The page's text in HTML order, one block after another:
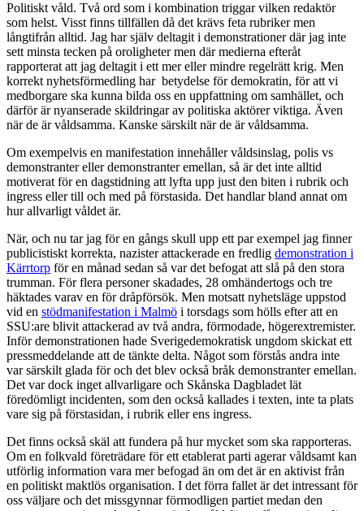
Politiskt våld. Två ord som i kombination triggar vilken redaktör
som helst. Visst finns tillfällen då det krävs feta rubriker men
långtifrån alltid. Jag har själv deltagit i demonstrationer där jag inte
sett minsta tecken på oroligheter men där medierna efteråt
rapporterat att jag deltagit i ett mer eller mindre regelrätt krig. Men
korrekt nyhetsförmedling har betydelse för demokratin, för att vi
medborgare ska kunna bilda oss en uppfattning om samhället, och
därför är nyanserade skildringar av politiska aktörer viktiga. Även
när de är våldsamma. Kanske särskilt när de är våldsamma.
Om exempelvis en manifestation innehåller våldsinslag, polis vs
demonstranter eller demonstranter emellan, så är det inte alltid
motiverat för en dagstidning att lyfta upp just den biten i rubrik och
ingress eller till och med på förstasida. Det handlar bland annat om
hur allvarligt våldet är.
När, och nu tar jag för en gångs skull upp ett par exempel jag finner
publicistiskt korrekta, nazister attackerade en fredlig demonstration i
Kärrtorp för en månad sedan så var det befogat att slå på den stora
trumman. För flera personer skadades, 28 omhändertogs och tre
häktades varav en för dråpförsök. Men motsatt nyhetsläge uppstod
vid en stödmanifestation i Malmö i torsdags som hölls efter att en
SSU:are blivit attackerad av två andra, förmodade, högerextremister.
Inför demonstrationen hade Sverigedemokratisk ungdom skickat ett
pressmeddelande att de tänkte delta. Något som förstås andra inte
var särskilt glada för och det blev också bråk demonstranter emellan.
Det var dock inget allvarligare och Skånska Dagbladet lät
föredömligt incidenten, som den också kallades i texten, inte ta plats
vare sig på förstasidan, i rubrik eller ens ingress.
Det finns också skäl att fundera på hur mycket som ska rapporteras.
Om en folkvald företrädare för ett etablerat parti agerar våldsamt kan
utförlig information vara mer befogad än om det är en aktivist från
en politiskt maktlös organisation. I det förra fallet är det intressant för
oss väljare och det missgynnar förmodligen partiet medan den